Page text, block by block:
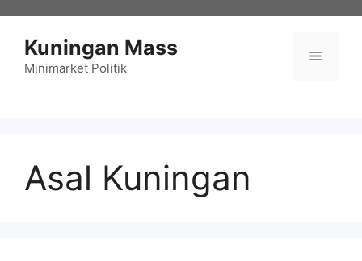
Kuningan Mass
Minimarket Politik
Menu
Asal Kuningan